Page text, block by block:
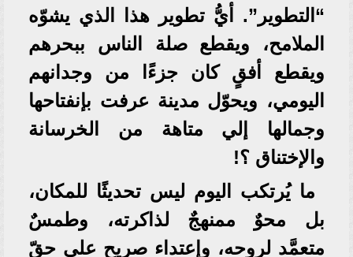
“التطوير”. أيُّ تطوير هذا الذي يشوّه
الملامح، ويقطع صلة الناس ببحرهم
ويقطع أفقٍ كان جزءًا من وجدانهم
اليومي، ويحوّل مدينة عرفت بإنفتاحها
وجمالها إلي متاهة من الخرسانة
والإختناق ؟!
ما يُرتكب اليوم ليس تحديثًا للمكان،
بل محوٌ ممنهجٌ لذاكرته، وطمسٌ
متعمَّد لروحه، وإعتداء صريح على حقّ